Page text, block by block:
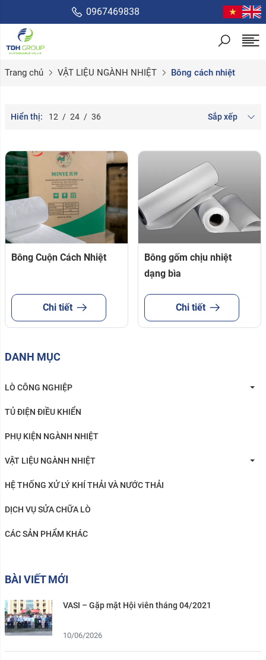
0967469838
Trang chủ VẬT LIỆU NGÀNH NHIỆT Bông cách nhiệt
Hiển thị: 12 / 24 / 36 Sắp xếp
Bông Cuộn Cách Nhiệt
Chi tiết
Bông gốm chịu nhiệt
dạng bìa
Chi tiết
DANH MỤC
LÒ CÔNG NGHIỆP
TỦ ĐIỆN ĐIỀU KHIỂN
PHỤ KIỆN NGÀNH NHIỆT
VẬT LIỆU NGÀNH NHIỆT
HỆ THỐNG XỬ LÝ KHÍ THẢI VÀ NƯỚC THẢI
DỊCH VỤ SỬA CHỮA LÒ
CÁC SẢN PHẨM KHÁC
BÀI VIẾT MỚI
VASI – Gặp mặt Hội viên tháng 04/2021
10/06/2026